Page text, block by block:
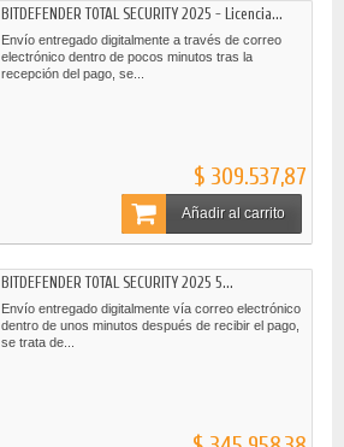
BITDEFENDER TOTAL SECURITY 2025 - Licencia...
Envío entregado digitalmente a través de correo
electrónico dentro de pocos minutos tras la
recepción del pago, se...
$ 309.537,87
Añadir al carrito
BITDEFENDER TOTAL SECURITY 2025 5...
Envío entregado digitalmente vía correo electrónico
dentro de unos minutos después de recibir el pago,
se trata de...